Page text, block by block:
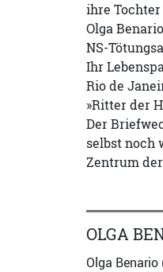
ihre
Olga
NS-
Ihr
Rio de
»Ritter der
Der
selbst noch
Zentrum
OLGA
Olga